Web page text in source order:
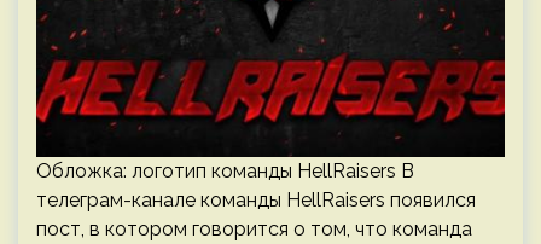
Обложка: логотип команды HellRaisers В
телеграм-канале команды HellRaisers появился
пост, в котором говорится о том, что команда